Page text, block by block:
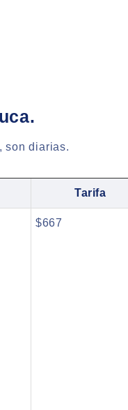
son diarias.
Tarifa
$667